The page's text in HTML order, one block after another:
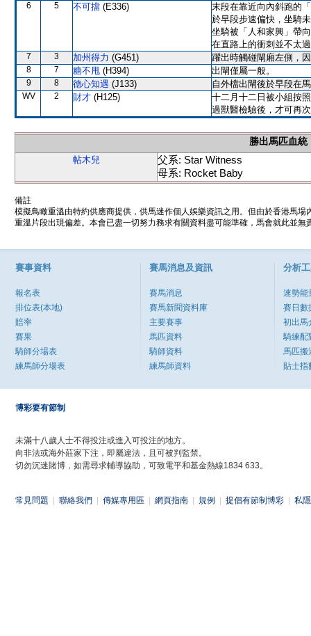
6 5 不可擋 (E336)
末段在靠近向內斜跑的
於早段步速偏快，坐騎
坐騎被「人和家興」帶
在直路上的衝刺並不太
7 3 加州得力 (G451) 躍出時觸碰閘廂左側，
8 7 糖不甩 (H394) 出閘僅屬一般。
9 8 德心知遇 (J133) 自外檔出閘後於早段在
WV 2 財才 (H125)
十二月十二日被小組按
過獸醫檢驗後，才可再
勝出馬匹血統
帖木兒
父系: Star Witness
母系: Rocket Baby
備註
模擬鳥瞰重溫由特約供應商提供，供馬迷作個人娛樂資訊之用。但由於香港馬
重溫片段出現偏差。本會已盡一切努力務求有關資料盡可能準確，馬會就此並
賽事資料
報名表
排位表(本地)
賠率
賽果
騎師分場表
練馬師分場表
賽馬消息及資訊
賽馬消息
賽馬新聞資料庫
主要賽事
馬匹資料
騎師資料
練馬師資料
分析
速勢能
賽日數
初出馬
騎練配
馬匹搬
貼士指
博彩要有節制
未滿十八歲人士不得投注或進入可投注的地方。
向非法或海外莊家下注，即屬違法，且可被判監禁。
切勿沉迷賭博，如需尋求輔導協助，可致電平和基金熱線1834 633。
常見問題 聯絡我們 傳媒專用區 網頁指南 規例 提倡有節制博彩 私